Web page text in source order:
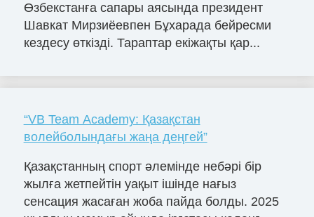
Өзбекстанға сапары аясында президент
Шавкат Мирзиёевпен Бұхарада бейресми
кездесу өткізді. Тараптар екіжақты қар...
“VB Team Academy: Қазақстан
волейболындағы жаңа деңгей”
Қазақстанның спорт әлемінде небәрі бір
жылға жетпейтін уақыт ішінде нағыз
сенсация жасаған жоба пайда болды. 2025